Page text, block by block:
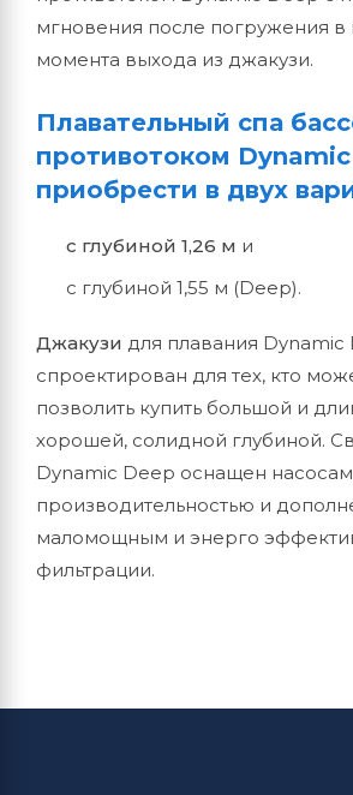
мгновения после погружения в
момента выхода из джакузи.
Плавательный спа
противотоком
приобрести в двух
с глубиной 1,26 м и
с глубиной 1,55 м (Deep).
Джакузи для плавания Dynamic
спроектирован для тех, кто
позволить купить большой и
хорошей, солидной глубиной.
Dynamic Deep оснащен
производительностью и
маломощным и энерго
фильтрации.